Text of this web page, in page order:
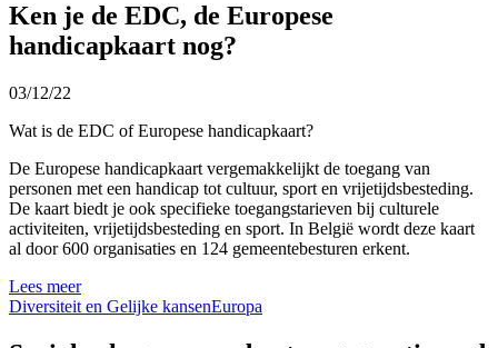
Ken je de EDC, de Europese
handicapkaart nog?
03/12/22
Wat is de EDC of Europese handicapkaart?
De Europese handicapkaart vergemakkelijkt de toegang van
personen met een handicap tot cultuur, sport en vrijetijdsbesteding.
De kaart biedt je ook specifieke toegangstarieven bij culturele
activiteiten, vrijetijdsbesteding en sport. In België wordt deze kaart
al door 600 organisaties en 124 gemeentebesturen erkent.
Lees meer
Diversiteit en Gelijke kansenEuropa